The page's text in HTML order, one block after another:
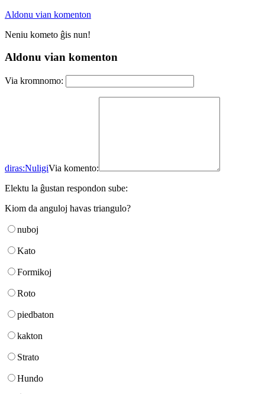
Aldonu vian komenton
Neniu kometo ĝis nun!
Aldonu vian komenton
Via kromnomo:
diras:NuligiVia komento:
Elektu la ĝustan respondon sube:
Kiom da anguloj havas triangulo?
nuboj
Kato
Formikoj
Roto
piedbaton
kakton
Strato
Hundo